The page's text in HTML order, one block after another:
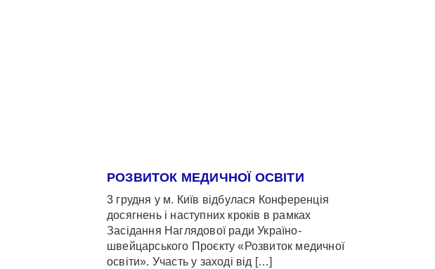
РОЗВИТОК МЕДИЧНОЇ ОСВІТИ
3 грудня у м. Київ відбулася Конференція
досягнень і наступних кроків в рамках
Засідання Наглядової ради Україно-
швейцарського Проєкту «Розвиток медичної
освіти». Участь у заході від […]